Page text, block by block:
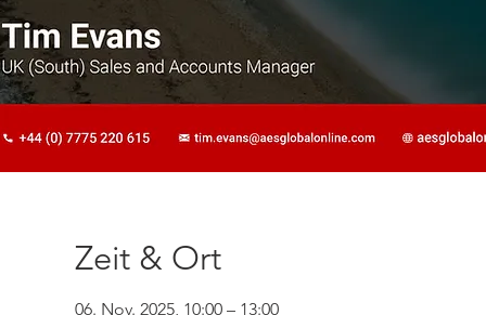
Zeit & Ort
06. Nov. 2025, 10:00 – 13:00